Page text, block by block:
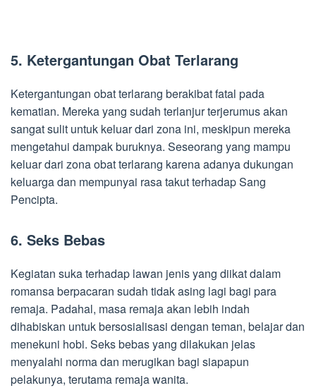
5. Ketergantungan Obat Terlarang
Ketergantungan obat terlarang berakibat fatal pada
kematian. Mereka yang sudah terlanjur terjerumus akan
sangat sulit untuk keluar dari zona ini, meskipun mereka
mengetahui dampak buruknya. Seseorang yang mampu
keluar dari zona obat terlarang karena adanya dukungan
keluarga dan mempunyai rasa takut terhadap Sang
Pencipta.
6. Seks Bebas
Kegiatan suka terhadap lawan jenis yang diikat dalam
romansa berpacaran sudah tidak asing lagi bagi para
remaja. Padahal, masa remaja akan lebih indah
dihabiskan untuk bersosialisasi dengan teman, belajar dan
menekuni hobi. Seks bebas yang dilakukan jelas
menyalahi norma dan merugikan bagi siapapun
pelakunya, terutama remaja wanita.